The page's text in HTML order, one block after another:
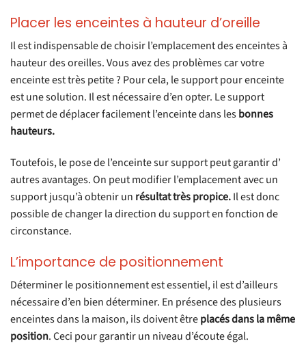
Placer les enceintes à hauteur d’oreille
Il est indispensable de choisir l’emplacement des enceintes à
hauteur des oreilles. Vous avez des problèmes car votre
enceinte est très petite ? Pour cela, le support pour enceinte
est une solution. Il est nécessaire d’en opter. Le support
permet de déplacer facilement l’enceinte dans lesbonnes
hauteurs.
Toutefois, le pose de l’enceinte sur support peut garantir d’
autres avantages. On peut modifier l’emplacement avec un
support jusqu’à obtenir un résultat très propice.Il est donc
possible de changer la direction du support en fonction de
circonstance.
L’importance de positionnement
Déterminer le positionnement est essentiel, il est d’ailleurs
nécessaire d’en bien déterminer. En présence des plusieurs
enceintes dans la maison, ils doivent êtreplacés dans la même
position. Ceci pour garantir un niveau d’écoute égal.